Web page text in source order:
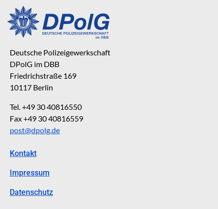
Deutsche Polizeigewerkschaft
DPolG im DBB
Friedrichstraße 169
10117 Berlin
Tel. +49 30 40816550
Fax +49 30 40816559
post@dpolg.de
Kontakt
Impressum
Datenschutz